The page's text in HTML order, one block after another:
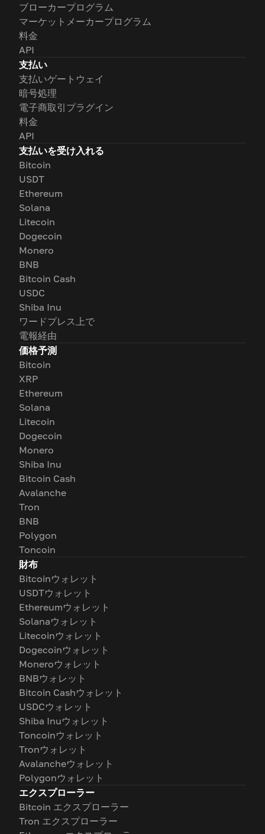
ブローカープログラム
マーケットメーカープログラム
料金
API
支払い
支払いゲートウェイ
暗号処理
電子商取引プラグイン
料金
API
支払いを受け入れる
Bitcoin
USDT
Ethereum
Solana
Litecoin
Dogecoin
Monero
BNB
Bitcoin Cash
USDC
Shiba Inu
ワードプレス上で
電報経由
価格予測
Bitcoin
XRP
Ethereum
Solana
Litecoin
Dogecoin
Monero
Shiba Inu
Bitcoin Cash
Avalanche
Tron
BNB
Polygon
Toncoin
財布
Bitcoinウォレット
USDTウォレット
Ethereumウォレット
Solanaウォレット
Litecoinウォレット
Dogecoinウォレット
Moneroウォレット
BNBウォレット
Bitcoin Cashウォレット
USDCウォレット
Shiba Inuウォレット
Toncoinウォレット
Tronウォレット
Avalancheウォレット
Polygonウォレット
エクスプローラー
Bitcoin エクスプローラー
Tron エクスプローラー